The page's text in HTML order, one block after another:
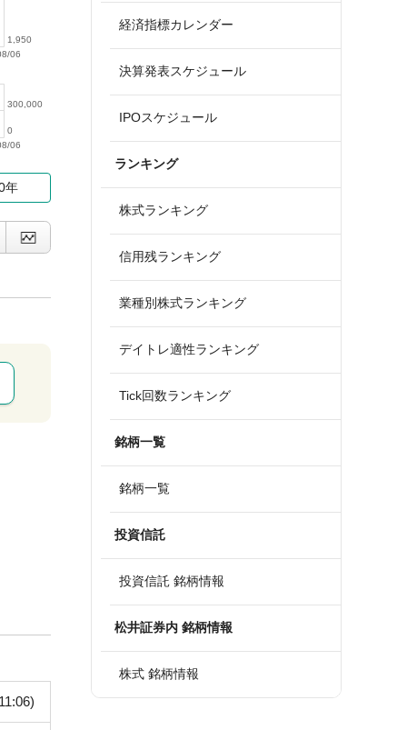
06
1,950
06
0
300,000
年
経済指標カレンダー
決算発表スケジュール
IPOスケジュール
ランキング
株式ランキング
信用残ランキング
業種別株式ランキング
デイトレ適性ランキング
Tick回数ランキング
銘柄一覧
銘柄一覧
投資信託
投資信託 銘柄情報
松井証券内 銘柄情報
株式 銘柄情報